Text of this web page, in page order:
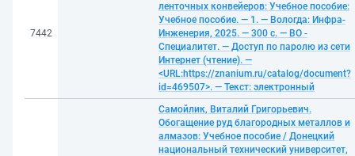
7442
ленточных конвейеров: Учебное пособие:
Учебное пособие. — 1. — Вологда: Инфра-
Инженерия, 2025. — 300 с. — ВО -
Специалитет. — Доступ по паролю из сети
Интернет (чтение). —
<URL:https://znanium.ru/catalog/document?
id=469507>. — Текст: электронный
Самойлик, Виталий Григорьевич.
Обогащение руд благородных металлов и
алмазов: Учебное пособие / Донецкий
национальный технический университет,